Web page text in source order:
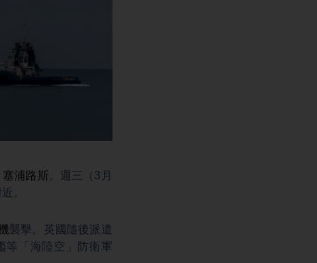
塞浦路斯 。週三（3月
。
襲擊。英國隨後派遣
等「海陸空」防衛軍